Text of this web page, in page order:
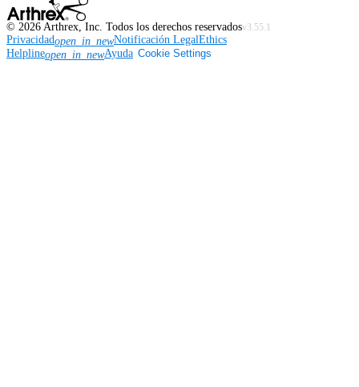
© 2026 Arthrex, Inc. Todos los derechos reservadosv3.55.1
Privacidadopen_in_newNotificación LegalEthics
Helplineopen_in_newAyuda Cookie Settings